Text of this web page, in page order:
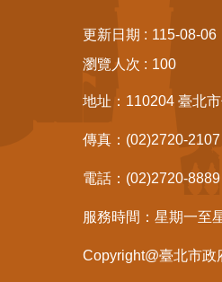
更新日期
115-08-06
瀏覽人次
100
地址：110204 臺北
傳真：(02)2720-2107
電話：(02)2720-
服務時間：星期一至
Copyright@臺北市政